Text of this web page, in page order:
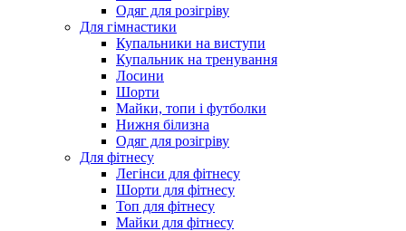
Одяг для розігріву
Для гімнастики
Купальники на виступи
Купальник на тренування
Лосини
Шорти
Майки, топи і футболки
Нижня білизна
Одяг для розігріву
Для фітнесу
Легінси для фітнесу
Шорти для фітнесу
Топ для фітнесу
Майки для фітнесу